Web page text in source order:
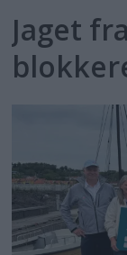
Jaget